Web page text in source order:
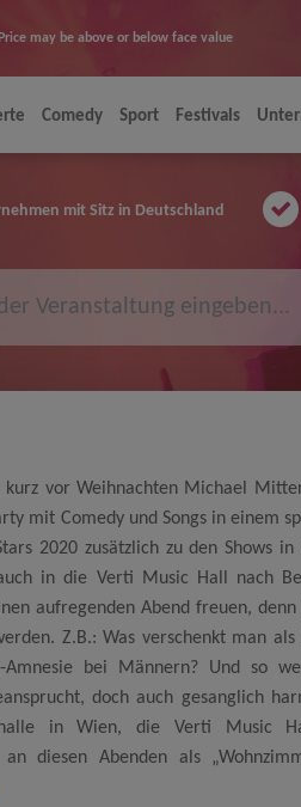
may be above or below face value
Comedy Sport Festivals
mit Sitz in Deutschland
vor Weihnachten Michael
mit Comedy und Songs in einem
2020 zusätzlich zu den Shows
in die Verti Music Hall nach
aufregenden Abend freuen,
Z.B.: Was verschenkt man
Amnesie bei Männern? Und so
doch auch gesanglich
in Wien, die Verti Music
diesen Abenden als